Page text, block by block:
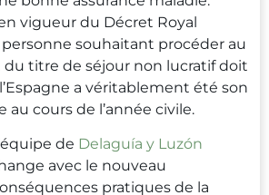
vigueur du Décret Royal
personne souhaitant procéder au
titre de séjour non lucratif doit
a véritablement été son
au cours de l’année civile.
de Delaguía y Luzón
avec le nouveau
pratiques de la